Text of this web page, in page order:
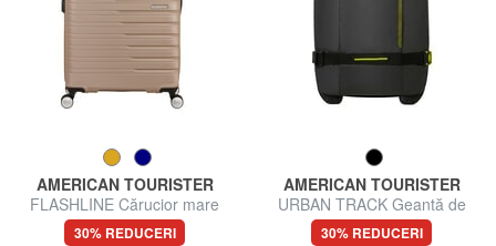
AMERICAN TOURISTER
FLASHLINE Cărucior mare
extensibil
30% REDUCERI
AMERICAN TOURISTER
URBAN TRACK Geantă de
voiaj, bagaj de mână, cu roți
30% REDUCERI